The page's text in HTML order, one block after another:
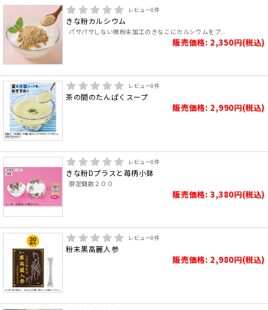
レビュー0件
きな粉カルシウム
パサパサしない微粉末加工のきなこにカルシウムをプ..
販売価格: 2,350円(税込)
レビュー0件
茶の間のたんぱくスープ
販売価格: 2,990円(税込)
レビュー0件
きな粉Dプラスと苺柄小鉢
限定個数２００
販売価格: 3,380円(税込)
レビュー0件
粉末黒高麗人参
販売価格: 2,980円(税込)